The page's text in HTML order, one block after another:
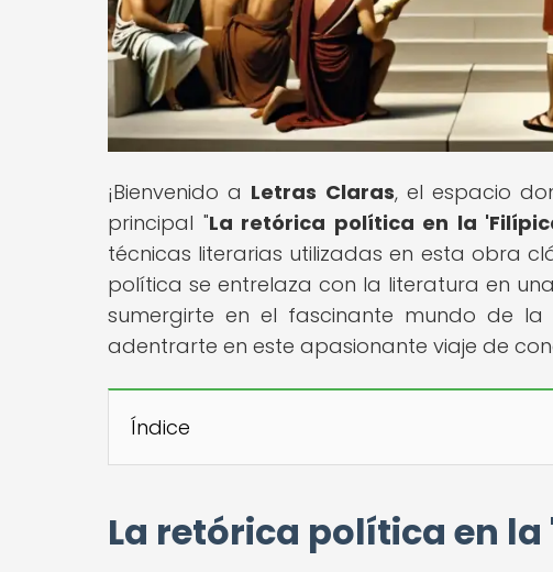
¡Bienvenido a Letras Claras, el espacio
principal "La retórica política en la
técnicas literarias utilizadas en esta obra
política se entrelaza con la literatura en
sumergirte en el fascinante mundo de
adentrarte en este apasionante viaje de
Índice
La retórica política en